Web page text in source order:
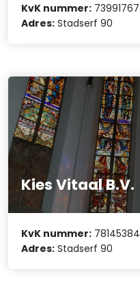
KvK nummer: 73991767
Adres: Stadserf 90
Kies Vitaal B.V.
KvK nummer: 78145384
Adres: Stadserf 90